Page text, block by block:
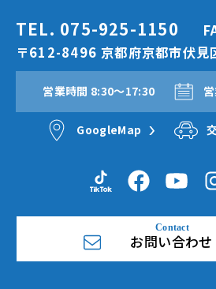
TEL. 075-925-1150
〒612-8496 京都府京都市伏見
営業時間 8:30〜17:30
GoogleMap
お問い合わせ